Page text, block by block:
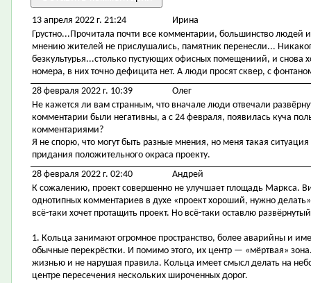
13 апреля 2022 г. 21:24
Ирина
Грустно...Прочитала почти все комментарии, большинство людей
мнению жителей не прислушались, памятник перенесли...
безкультурья...столько пустующих офисных помещениий, и снова
номера, в них точно дефицита нет. А люди просят сквер, с
28 февраля 2022 г. 10:39
Олег
Не кажется ли вам странным, что вначале люди отвечали
комментарии были негативны, а с 24 февраля, появилась куча
комментариями?
Я не спорю, что могут быть разные мнения, но меня такая
придания положительного окраса проекту.
28 февраля 2022 г. 02:40
Андрей
К сожалению, проект совершенно не улучшает площадь Маркса.
однотипных комментариев в духе «проект хороший, нужно
всё-таки хочет протащить проект. Но всё-таки оставлю
1. Кольца занимают огромное пространство, более аварийны и
обычные перекрёстки. И помимо этого, их центр — «мёртвая»
жизнью и не нарушая правила. Кольца имеет смысл делать на
центре пересечения нескольких широченных дорог.